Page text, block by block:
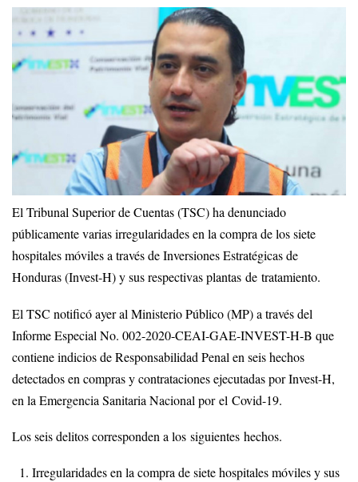
El Tribunal Superior de Cuentas (TSC) ha denunciado
públicamente varias irregularidades en la compra de los siete
hospitales móviles a través de Inversiones Estratégicas de
Honduras (Invest-H) y sus respectivas plantas de tratamiento.
El TSC notificó ayer al Ministerio Público (MP) a través del
Informe Especial No. 002-2020-CEAI-GAE-INVEST-H-B que
contiene indicios de Responsabilidad Penal en seis hechos
detectados en compras y contrataciones ejecutadas por Invest-H,
en la Emergencia Sanitaria Nacional por el Covid-19.
Los seis delitos corresponden a los siguientes hechos.
Irregularidades en la compra de siete hospitales móviles y sus